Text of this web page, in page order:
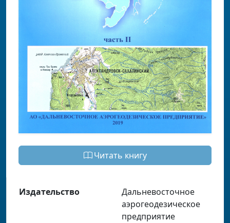
Читать книгу
Издательство
Дальневосточное
аэрогеодезическое
предприятие